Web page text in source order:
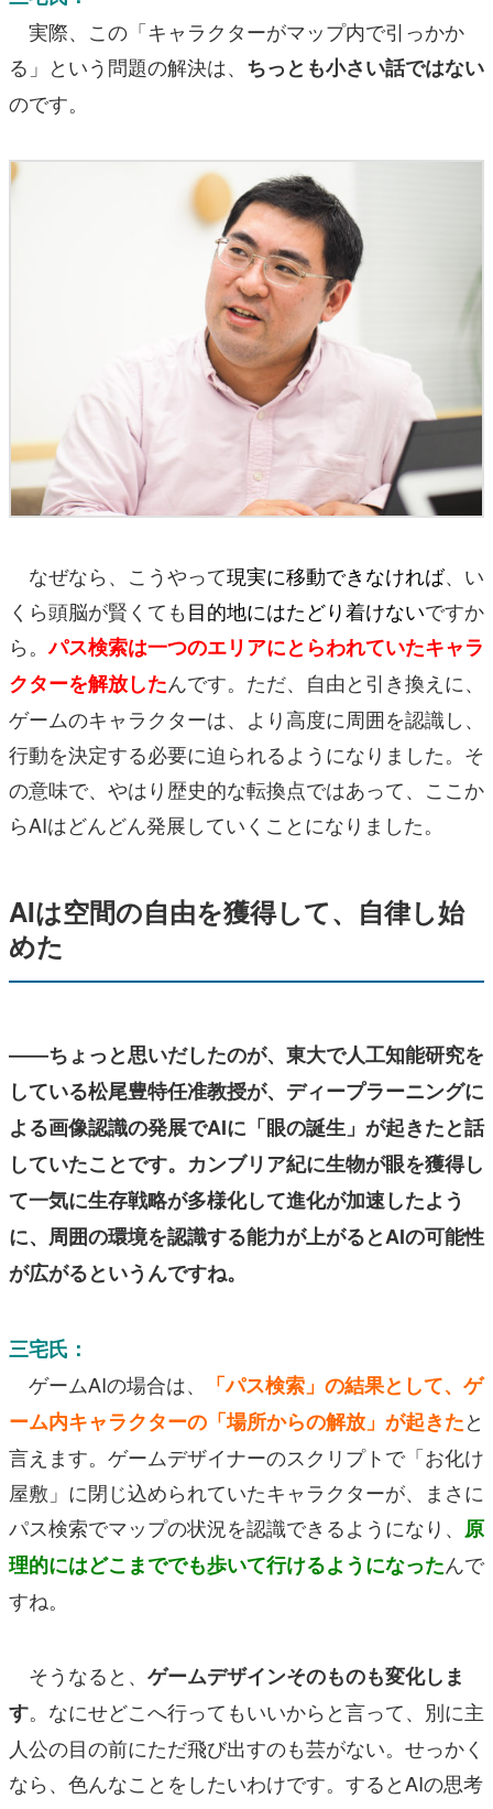
実際、この「キャラクターがマップ内で引っかか
る」という問題の解決は、 ちっとも小さい話ではない
のです。
なぜなら、こうやって現実に移動できなければ、い
くら頭脳が賢くても目的地にはたどり着けないですか
ら。パス検索は一つのエリアにとらわれていたキャラ
クターを解放したんです。ただ、自由と引き換えに、
ゲームのキャラクターは、より高度に周囲を認識し、
行動を決定する必要に迫られるようになりました。そ
の意味で、やはり歴史的な転換点ではあって、ここか
らAIはどんどん発展していくことになりました。
AIは空間の自由を獲得して、自律し始
めた
――ちょっと思いだしたのが、東大で人工知能研究を
している松尾豊特任准教授が、ディープラーニングに
よる画像認識の発展でAIに「眼の誕生」が起きたと話
していたことです。カンブリア紀に生物が眼を獲得し
て一気に生存戦略が多様化して進化が加速したよう
に、周囲の環境を認識する能力が上がるとAIの可能性
が広がるというんですね。
三宅氏：
ゲームAIの場合は、
「パス検索」の結果として、ゲ
ーム内キャラクターの「場所からの解放」が起きたと
言えます。ゲームデザイナーのスクリプトで「お化け
屋敷」に閉じ込められていたキャラクターが、まさに
パス検索でマップの状況を認識できるようになり、 原
理的にはどこまででも歩いて行けるようになったんで
すね。
そうなると、 ゲームデザインそのものも変化しま
す。なにせどこへ行ってもいいからと言って、別に主
人公の目の前にただ飛び出すのも芸がない。せっかく
なら、色んなことをしたいわけです。するとAIの思考